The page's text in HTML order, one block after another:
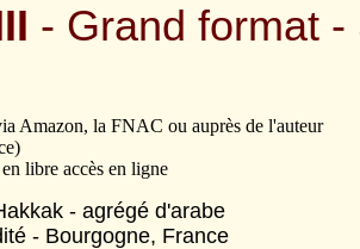
- Grand format
Amazon, la FNAC ou auprès de l'auteur
libre accès en ligne
- agrégé d'arabe
- Bourgogne, France